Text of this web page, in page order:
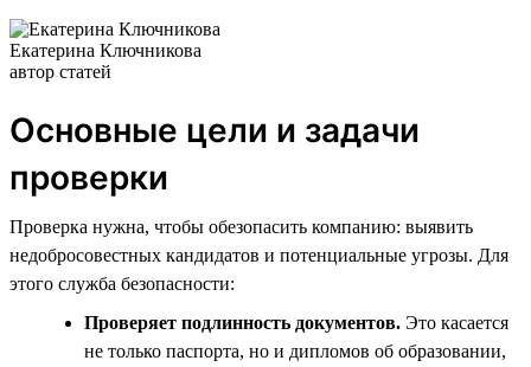
Екатерина Ключникова
автор статей
Основные цели и задачи
проверки
Проверка нужна, чтобы обезопасить компанию: выявить
недобросовестных кандидатов и потенциальные угрозы. Для
этого служба безопасности:
Проверяет подлинность документов. Это касается
не только паспорта, но и дипломов об образовании,